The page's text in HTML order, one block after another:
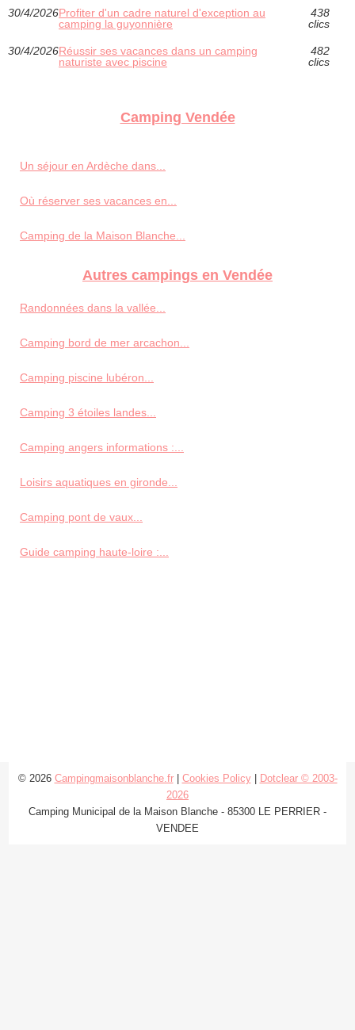
30/4/2026Profiter d'un cadre naturel d'exception au
camping la guyonnière
438
clics
30/4/2026Réussir ses vacances dans un camping
naturiste avec piscine
482
clics
Camping Vendée
Un séjour en Ardèche dans...
Où réserver ses vacances en...
Camping de la Maison Blanche...
Autres campings en Vendée
Randonnées dans la vallée...
Camping bord de mer arcachon...
Camping piscine lubéron...
Camping 3 étoiles landes...
Camping angers informations :...
Loisirs aquatiques en gironde...
Camping pont de vaux...
Guide camping haute-loire :...
© 2026 Campingmaisonblanche.fr| Cookies Policy|
Dotclear © 2003-
2026
Camping Municipal de la Maison Blanche - 85300 LE PERRIER -
VENDEE